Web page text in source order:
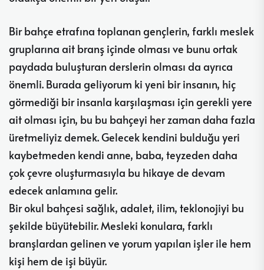
Bir bahçe etrafına toplanan gençlerin, farklı meslek
gruplarına ait branş içinde olması ve bunu ortak
paydada buluşturan derslerin olması da ayrıca
önemli. Burada geliyorum ki yeni bir insanın, hiç
görmediği bir insanla karşılaşması için gerekli yere
ait olması için, bu bu bahçeyi her zaman daha fazla
üretmeliyiz demek. Gelecek kendini bulduğu yeri
kaybetmeden kendi anne, baba, teyzeden daha
çok çevre oluşturmasıyla bu hikaye de devam
edecek anlamına gelir.
Bir okul bahçesi sağlık, adalet, ilim, teklonojiyi bu
şekilde büyütebilir. Mesleki konulara, farklı
branşlardan gelinen ve yorum yapılan işler ile hem
kişi hem de işi büyür.